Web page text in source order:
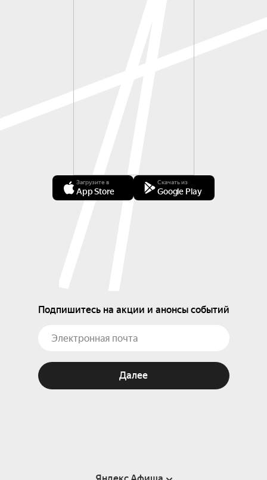
Загрузите в
App Store
Скачать из
Google Play
Подпишитесь на акции и анонсы событий
Далее